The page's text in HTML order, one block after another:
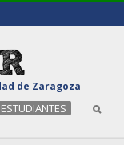
de Zaragoza
ESTUDIANTES